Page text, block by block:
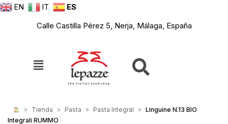
EN IT
ES
Calle Castilla Pérez 5, Nerja, Málaga, España
» Tienda » Pasta » Pasta Integral » Linguine N.13 BIO
Integrali RUMMO